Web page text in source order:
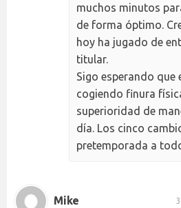
muchos minutos
de forma óptimo.
hoy ha jugado de
titular.
Sigo esperando que
cogiendo finura
superioridad de
día. Los cinco
pretemporada a
Mike